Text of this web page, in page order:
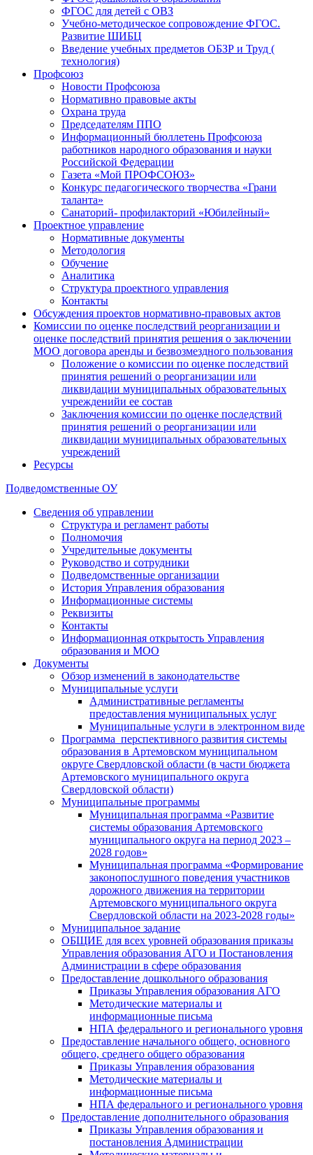
ФГОС для детей с ОВЗ
Учебно-методическое сопровождение ФГОС.
Развитие ШИБЦ
Введение учебных предметов ОБЗР и Труд (
технология)
Профсоюз
Новости Профсоюза
Нормативно правовые акты
Охрана труда
Председателям ППО
Информационный бюллетень Профсоюза
работников народного образования и науки
Российской Федерации
Газета «Мой ПРОФСОЮЗ»
Конкурс педагогического творчества «Грани
таланта»
Санаторий- профилакторий «Юбилейный»
Проектное управление
Нормативные документы
Методология
Обучение
Аналитика
Структура проектного управления
Контакты
Обсуждения проектов нормативно-правовых актов
Комиссии по оценке последствий реорганизации и
оценке последствий принятия решения о заключении
МОО договора аренды и безвозмездного пользования
Положение о комиссии по оценке последствий
принятия решений о реорганизации или
ликвидации муниципальных образовательных
учрежденийи ее состав
Заключения комиссии по оценке последствий
принятия решений о реорганизации или
ликвидации муниципальных образовательных
учреждений
Ресурсы
Подведомственные ОУ
Сведения об управлении
Структура и регламент работы
Полномочия
Учредительные документы
Руководство и сотрудники
Подведомственные организации
История Управления образования
Информационные системы
Реквизиты
Контакты
Информационная открытость Управления
образования и МОО
Документы
Обзор изменений в законодательстве
Муниципальные услуги
Административные регламенты
предоставления муниципальных услуг
Муниципальные услуги в электронном виде
Программа перспективного развития системы
образования в Артемовском муниципальном
округе Свердловской области (в части бюджета
Артемовского муниципального округа
Свердловской области)
Муниципальные программы
Муниципальная программа «Развитие
системы образования Артемовского
муниципального округа на период 2023 –
2028 годов»
Муниципальная программа «Формирование
законопослушного поведения участников
дорожного движения на территории
Артемовского муниципального округа
Свердловской области на 2023-2028 годы»
Муниципальное задание
ОБЩИЕ для всех уровней образования приказы
Управления образования АГО и Постановления
Администрации в сфере образования
Предоставление дошкольного образования
Приказы Управления образования АГО
Методические материалы и
информационные письма
НПА федерального и регионального уровня
Предоставление начального общего, основного
общего, среднего общего образования
Приказы Управления образования
Методические материалы и
информационные письма
НПА федерального и регионального уровня
Предоставление дополнительного образования
Приказы Управления образования и
постановления Администрации